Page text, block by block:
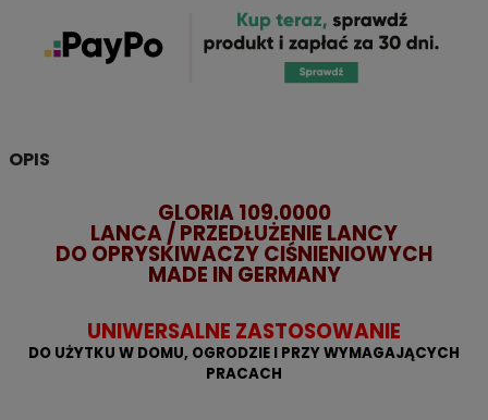
OPIS
GLORIA 109.0000
LANCA / PRZEDŁUŻENIE LANCY
DO OPRYSKIWACZY CIŚNIENIOWYCH
MADE IN GERMANY
UNIWERSALNE ZASTOSOWANIE
DO UŻYTKU W DOMU, OGRODZIE I PRZY WYMAGAJĄCYCH
PRACACH